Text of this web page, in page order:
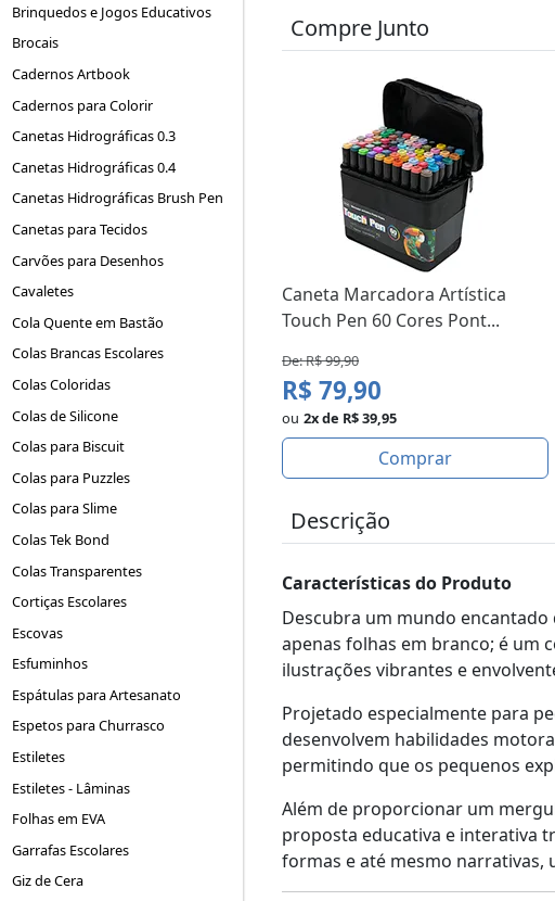
Brinquedos e Jogos Educativos
Brocais
Cadernos Artbook
Cadernos para Colorir
Canetas Hidrográficas 0.3
Canetas Hidrográficas 0.4
Canetas Hidrográficas Brush Pen
Canetas para Tecidos
Carvões para Desenhos
Cavaletes
Cola Quente em Bastão
Colas Brancas Escolares
Colas Coloridas
Colas de Silicone
Colas para Biscuit
Colas para Puzzles
Colas para Slime
Colas Tek Bond
Colas Transparentes
Cortiças Escolares
Escovas
Esfuminhos
Espátulas para Artesanato
Espetos para Churrasco
Estiletes
Estiletes - Lâminas
Folhas em EVA
Garrafas Escolares
Giz de Cera
Compre Junto
Caneta Marcadora Artística
Touch Pen 60 Cores Pont...
De: R$ 99,90
R$ 79,90
ou 2x de R$ 39,95
Comprar
Descrição
Características do Produto
Descubra um mundo
apenas folhas em branco; é um
ilustrações vibrantes e
Projetado especialmente para
desenvolvem habilidades
permitindo que os pequenos
Além de proporcionar um
proposta educativa e interativa
formas e até mesmo narrativas,